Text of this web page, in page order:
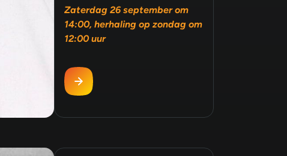
Zaterdag 26 september om
14:00, herhaling op zondag om
12:00 uur